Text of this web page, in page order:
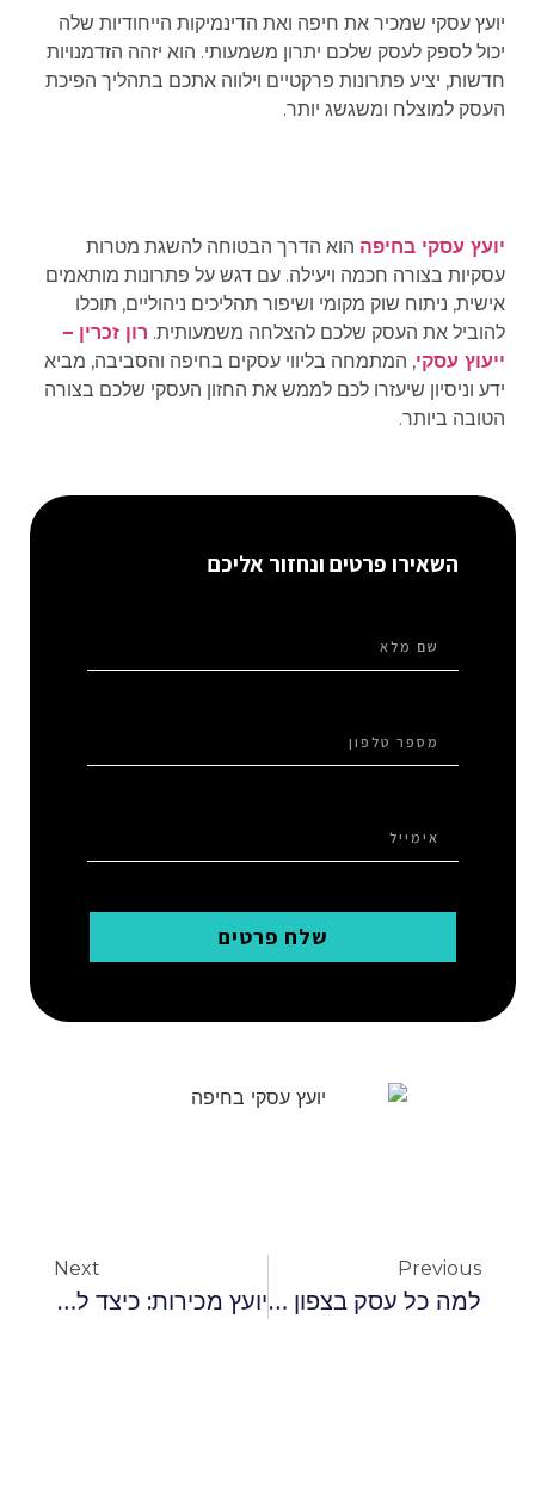
יועץ עסקי שמכיר את חיפה ואת הדינמיקות הייחודיות שלה
יכול לספק לעסק שלכם יתרון משמעותי. הוא יזהה הזדמנויות
חדשות, יציע פתרונות פרקטיים וילווה אתכם בתהליך הפיכת
העסק למוצלח ומשגשג יותר.
יועץ עסקי בחיפה הוא הדרך הבטוחה להשגת מטרות
עסקיות בצורה חכמה ויעילה. עם דגש על פתרונות מותאמים
אישית, ניתוח שוק מקומי ושיפור תהליכים ניהוליים, תוכלו
להוביל את העסק שלכם להצלחה משמעותית. רון זכרין –
ייעוץ עסקי, המתמחה בליווי עסקים בחיפה והסביבה, מביא
ידע וניסיון שיעזרו לכם לממש את החזון העסקי שלכם בצורה
הטובה ביותר.
השאירו פרטים ונחזור אליכם
שלח פרטים
Previous
למה כל עסק בצפון זקוק ליועץ עסקי מקצועי?
Next
יועץ מכירות: כיצד לבחור את האיש המתאים לעסק שלך